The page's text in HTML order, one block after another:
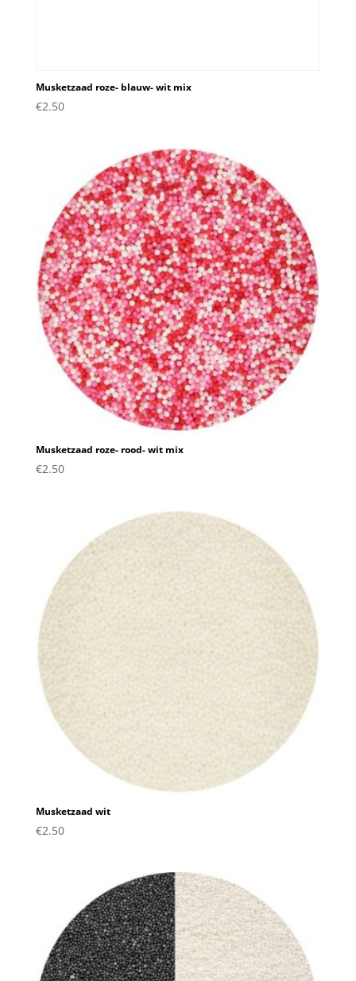
Musketzaad roze- blauw- wit mix
€2.50
Musketzaad roze- rood- wit mix
€2.50
Musketzaad wit
€2.50